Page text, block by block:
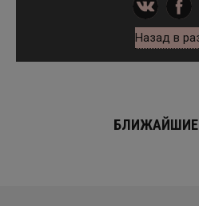
Назад в
БЛИЖАЙШИЕ